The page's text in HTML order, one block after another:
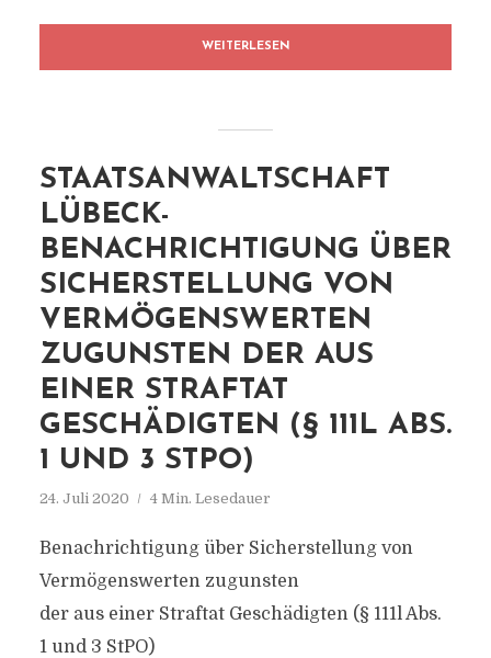
WEITERLESEN
STAATSANWALTSCHAFT
LÜBECK-
BENACHRICHTIGUNG ÜBER
SICHERSTELLUNG VON
VERMÖGENSWERTEN
ZUGUNSTEN DER AUS
EINER STRAFTAT
GESCHÄDIGTEN (§ 111L ABS.
1 UND 3 STPO)
24. Juli 2020 4 Min. Lesedauer
Benachrichtigung über Sicherstellung von
Vermögenswerten zugunsten
der aus einer Straftat Geschädigten (§ 111l Abs.
1 und 3 StPO)